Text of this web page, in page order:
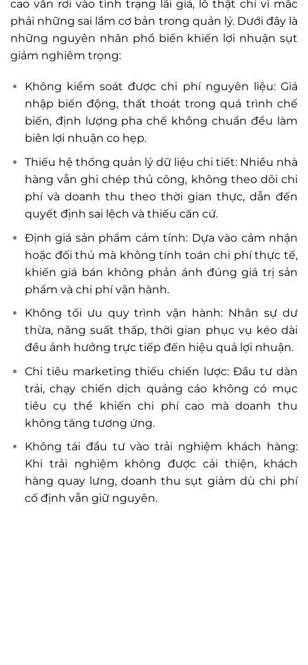
cao vẫn rơi vào tình trạng lãi giả, lỗ thật chỉ vì mắc
phải những sai lầm cơ bản trong quản lý. Dưới đây là
những nguyên nhân phổ biến khiến lợi nhuận sụt
giảm nghiêm trọng:
Không kiểm soát được chi phí nguyên liệu: Giá
nhập biến động, thất thoát trong quá trình chế
biến, định lượng pha chế không chuẩn đều làm
biên lợi nhuận co hẹp.
Thiếu hệ thống quản lý dữ liệu chi tiết: Nhiều nhà
hàng vẫn ghi chép thủ công, không theo dõi chi
phí và doanh thu theo thời gian thực, dẫn đến
quyết định sai lệch và thiếu căn cứ.
Định giá sản phẩm cảm tính: Dựa vào cảm nhận
hoặc đối thủ mà không tính toán chi phí thực tế,
khiến giá bán không phản ánh đúng giá trị sản
phẩm và chi phí vận hành.
Không tối ưu quy trình vận hành: Nhân sự dư
thừa, năng suất thấp, thời gian phục vụ kéo dài
đều ảnh hưởng trực tiếp đến hiệu quả lợi nhuận.
Chi tiêu marketing thiếu chiến lược: Đầu tư dàn
trải, chạy chiến dịch quảng cáo không có mục
tiêu cụ thể khiến chi phí cao mà doanh thu
không tăng tương ứng.
Không tái đầu tư vào trải nghiệm khách hàng:
Khi trải nghiệm không được cải thiện, khách
hàng quay lưng, doanh thu sụt giảm dù chi phí
cố định vẫn giữ nguyên.